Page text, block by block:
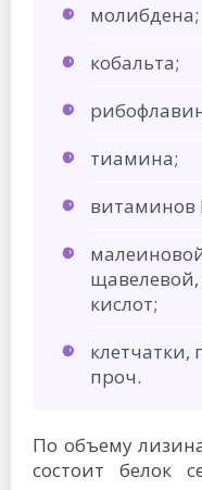
молибдена;
кобальта;
тиамина;
витаминов
кислот;
проч.
По объему
состоит белок